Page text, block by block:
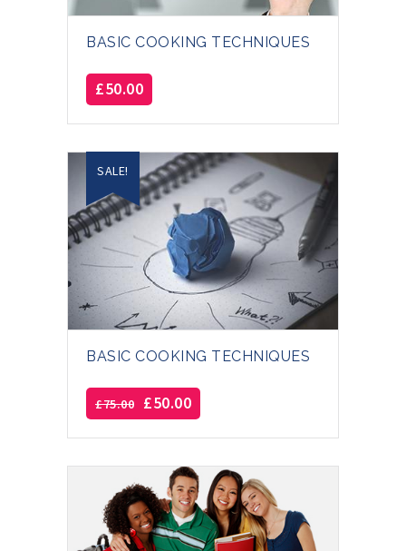
BASIC COOKING TECHNIQUES
£50.00
SALE!
BASIC COOKING TECHNIQUES
£75.00 £50.00